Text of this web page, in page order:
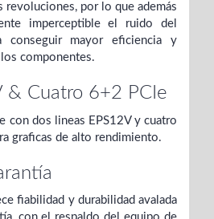
revoluciones, por lo que además
imperceptible el ruido del
conseguir mayor eficiencia y
componentes.
& Cuatro 6+2 PCIe
con dos lineas EPS12V y cuatro
graficas de alto rendimiento.
fiabilidad y durabilidad avalada